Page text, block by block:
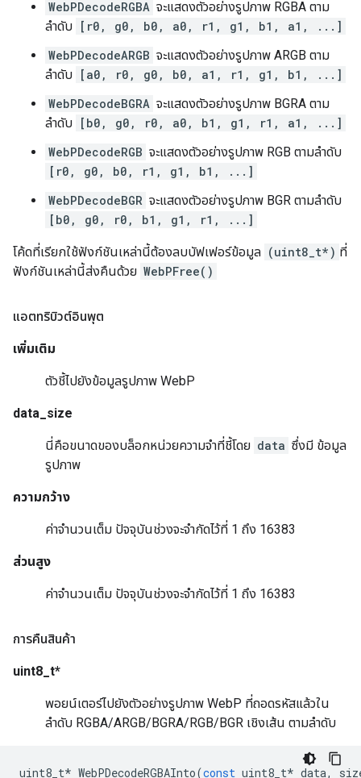
WebPDecodeRGBA จะแสดงตัวอย่างรูปภาพ RGBA ตาม
ลำดับ [r0, g0, b0, a0, r1, g1, b1, a1, ...]
WebPDecodeARGB จะแสดงตัวอย่างรูปภาพ ARGB ตาม
ลำดับ [a0, r0, g0, b0, a1, r1, g1, b1, ...]
WebPDecodeBGRA จะแสดงตัวอย่างรูปภาพ BGRA ตาม
ลำดับ [b0, g0, r0, a0, b1, g1, r1, a1, ...]
WebPDecodeRGB จะแสดงตัวอย่างรูปภาพ RGB ตามลำดับ
[r0, g0, b0, r1, g1, b1, ...]
WebPDecodeBGR จะแสดงตัวอย่างรูปภาพ BGR ตามลำดับ
[b0, g0, r0, b1, g1, r1, ...]
โค้ดที่เรียกใช้ฟังก์ชันเหล่านี้ต้องลบบัฟเฟอร์ข้อมูล (uint8_t*) ที่
ฟังก์ชันเหล่านี้ส่งคืนด้วย WebPFree()
แอตทริบิวต์อินพุต
เพิ่มเติม
ตัวชี้ไปยังข้อมูลรูปภาพ WebP
data_size
นี่คือขนาดของบล็อกหน่วยความจำที่ชี้โดย data ซึ่งมี ข้อมูล
รูปภาพ
ความกว้าง
ค่าจำนวนเต็ม ปัจจุบันช่วงจะจำกัดไว้ที่ 1 ถึง 16383
ส่วนสูง
ค่าจำนวนเต็ม ปัจจุบันช่วงจะจำกัดไว้ที่ 1 ถึง 16383
การคืนสินค้า
uint8_t*
พอยน์เตอร์ไปยังตัวอย่างรูปภาพ WebP ที่ถอดรหัสแล้วใน
ลำดับ RGBA/ARGB/BGRA/RGB/BGR เชิงเส้น ตามลำดับ
uint8_t* WebPDecodeRGBAInto(const uint8_t* data,